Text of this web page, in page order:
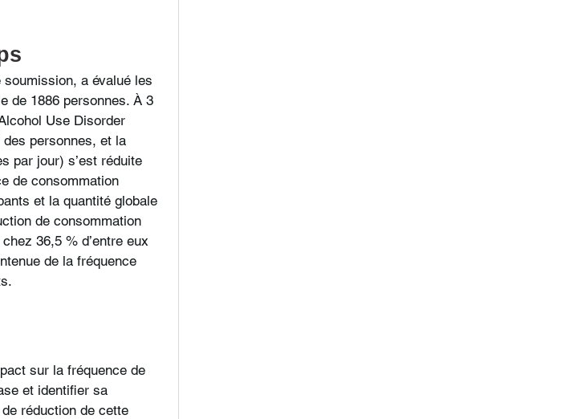
a évalué les
de 1886 personnes. À 3
Use Disorder
personnes, et la
par jour) s’est réduite
de consommation
et la quantité globale
de consommation
36,5 % d’entre eux
de la fréquence
sur la fréquence de
et identifier sa
réduction de cette